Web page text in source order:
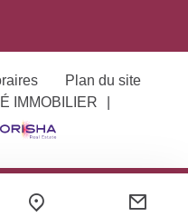
Plan du site
IMMOBILIER